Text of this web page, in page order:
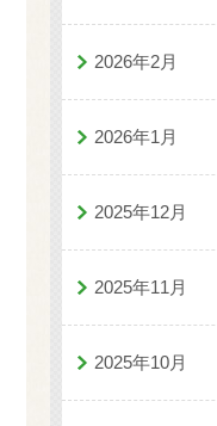
2026年2月
2026年1月
2025年12月
2025年11月
2025年10月